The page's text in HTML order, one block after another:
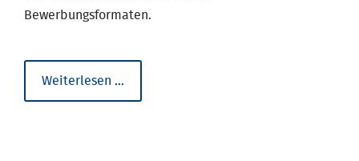
Bewerbungsformaten.
Weiterlesen …
bei